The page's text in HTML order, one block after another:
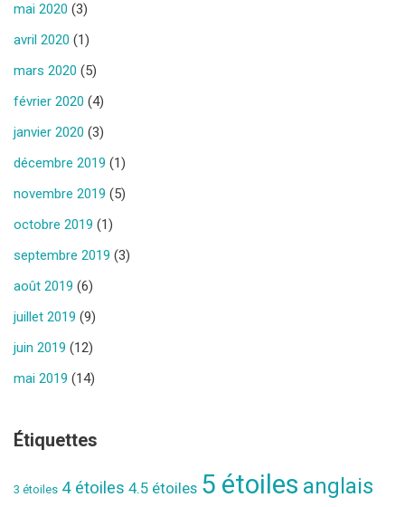
mai 2020 (3)
avril 2020 (1)
mars 2020 (5)
février 2020 (4)
janvier 2020 (3)
décembre 2019 (1)
novembre 2019 (5)
octobre 2019 (1)
septembre 2019 (3)
août 2019 (6)
juillet 2019 (9)
juin 2019 (12)
mai 2019 (14)
Étiquettes
3 étoiles 4 étoiles 4.5 étoiles 5 étoiles anglais